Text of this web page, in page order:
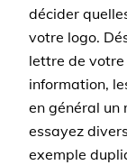
décider
votre logo.
lettre de votre
information,
en général un
essayez
exemple